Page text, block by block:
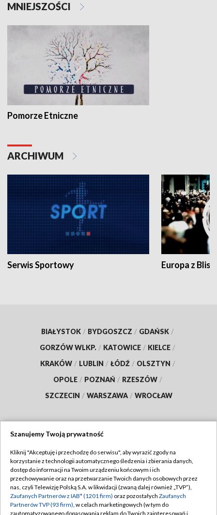
MNIEJSZOŚCI
Pomorze Etniczne
ARCHIWUM
Serwis Sportowy Europa z
BIAŁYSTOK / BYDGOSZCZ / GDAŃSK /
GORZÓW WLKP. / KATOWICE / KIELCE /
KRAKÓW / LUBLIN / ŁÓDŹ / OLSZTYN /
OPOLE / POZNAŃ / RZESZÓW /
SZCZECIN / WARSZAWA / WROCŁAW
TVP
Abonament TVP
Emisja w TVP
Centrum informacji TVP
Regulamin TVP
Polityka prywatności
Moje zgody
Szanujemy Twoją prywatność
Kliknij "Akceptuję i przechodzę do serwisu", aby wyrazić zgody na
korzystanie z technologii automatycznego śledzenia i zbierania danych,
dostęp do informacji na Twoim urządzeniu końcowym i ich
przechowywanie oraz na przetwarzanie Twoich danych osobowych przez
nas, czyli Telewizję Polską S.A. w likwidacji (zwaną dalej również „TVP”),
Zaufanych Partnerów z IAB* (1201 firm) oraz pozostałych Zaufanych
Partnerów TVP (93 firm), w celach marketingowych (w tym do
zautomatyzowanego dopasowania reklam do Twoich zainteresowań i